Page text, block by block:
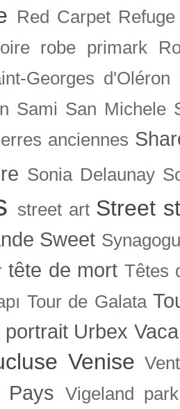
Red Carpet Refuge
robe primark
Georges d'Oléron
Sami San Michele
anciennes
Sonia Delaunay
street art Street
Sweet
tête de mort Têtes
Tour de Galata
portrait Urbex
Venise
Pays
Vigeland park